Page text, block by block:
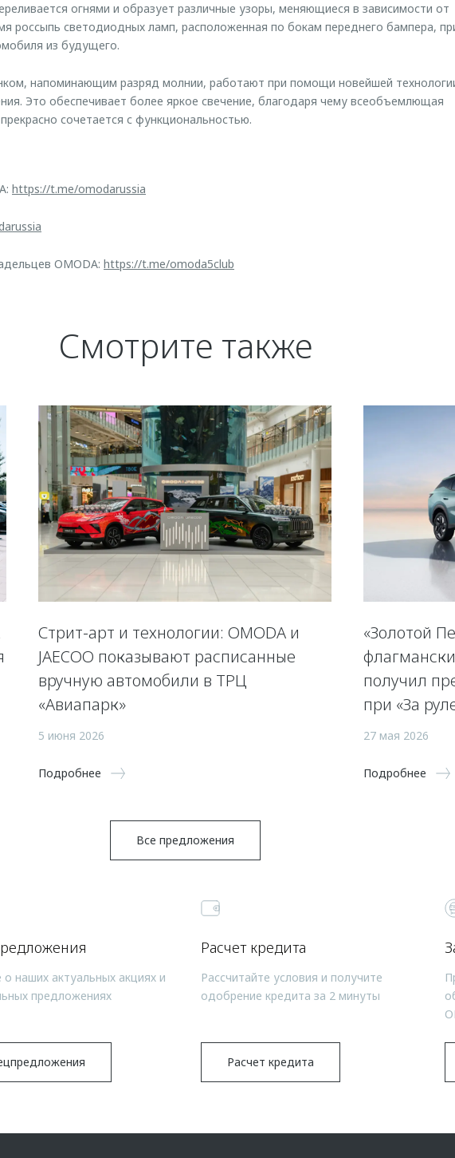
огнями и образует различные узоры, меняющиеся в зависимости от
россыпь светодиодных ламп, расположенная по бокам переднего бампера,
из будущего.
напоминающим разряд молнии, работают при помощи новейшей
Это обеспечивает более яркое свечение, благодаря чему всеобъемлющая
сочетается с функциональностью.
https://t.me/omodarussia
OMODA: https://t.me/omoda5club
Смотрите также
Стрит-арт и технологии: OMODA и
JAECOO показывают расписанные
вручную автомобили в ТРЦ
«Авиапарк»
5 июня 2026
Подробнее
«Золотой
получил
при «За
27 мая 2026
Подробнее
Все предложения
о наших актуальных акциях и
предложениях
Расчет кредита
Рассчитайте условия и получите
одобрение кредита за 2 минуты
Расчет кредита